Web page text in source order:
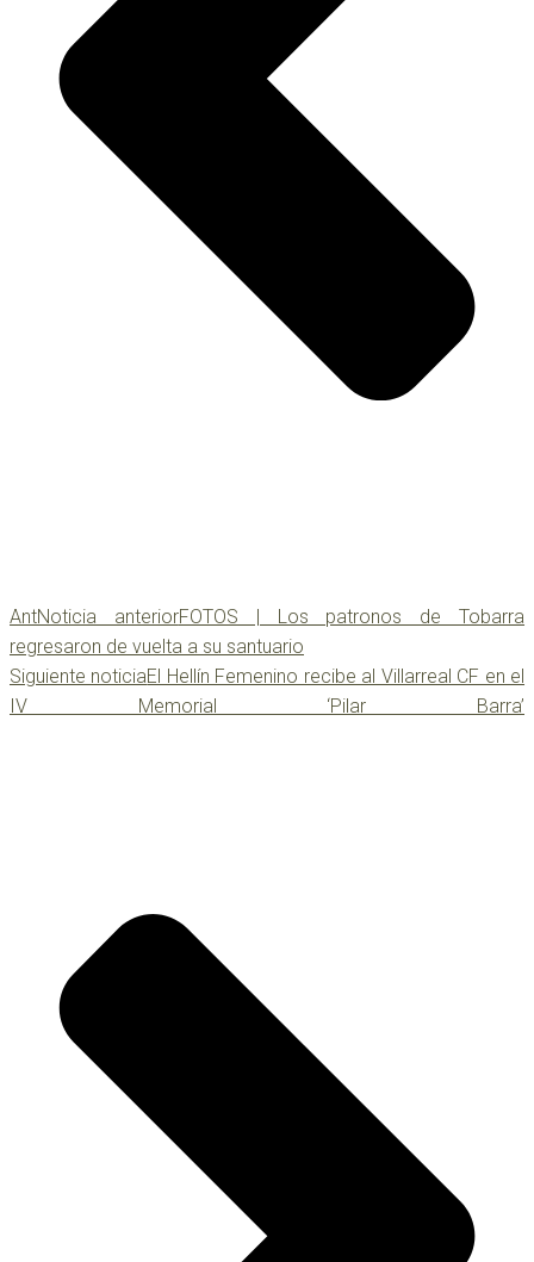
AntNoticia anteriorFOTOS | Los patronos de Tobarra
regresaron de vuelta a su santuario
Siguiente noticiaEl Hellín Femenino recibe al Villarreal CF en el
IV Memorial ‘Pilar Barra’